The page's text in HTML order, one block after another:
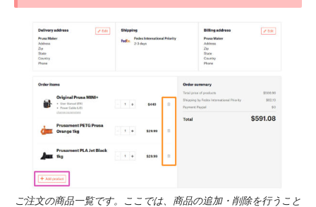
ご注文の商品一覧です。ここでは、商品の追加・削除を行うこと